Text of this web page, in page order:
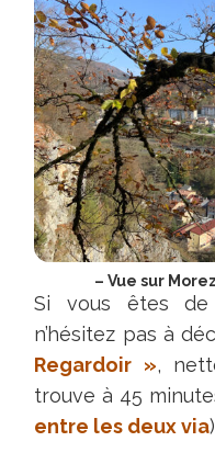
– Vue sur
Si vous êtes de
n’hésitez pas à
Regardoir »,
trouve à 45
entre les deux via